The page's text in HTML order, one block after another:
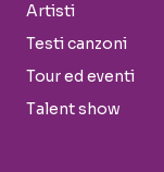
Artisti
Testi canzoni
Tour ed eventi
Talent show